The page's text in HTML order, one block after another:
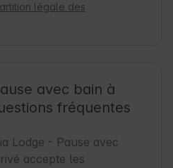
légale des
avec bain à
fréquentes
Lodge - Pause avec
accepte les